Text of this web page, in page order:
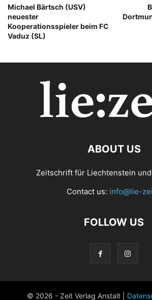
Michael Bärtsch (USV)
neuester
Kooperationsspieler beim FC
Vaduz (SL)
ABOUT US
Zeitschrift für Liechtenstein
Contact us: info@lie-
FOLLOW US
© 2026 - Zeit Verlag Anstalt |